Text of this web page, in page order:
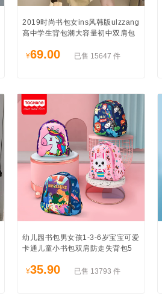
2019时尚书包女ins风韩版ulzzang
高中学生背包潮大容量初中双肩包
¥69.00 已售 15647 件
幼儿园书包男女孩1-3-6岁宝宝可爱
卡通儿童小书包双肩防走失背包5
¥35.90 已售 13793 件